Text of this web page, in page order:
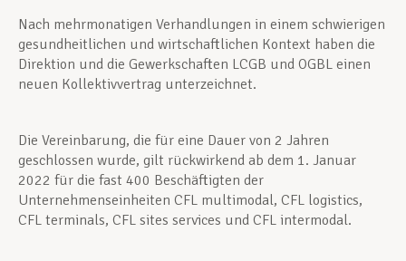
Nach mehrmonatigen Verhandlungen in einem schwierigen
gesundheitlichen und wirtschaftlichen Kontext haben die
Direktion und die Gewerkschaften LCGB und OGBL einen
neuen Kollektivvertrag unterzeichnet.
Die Vereinbarung, die für eine Dauer von 2 Jahren
geschlossen wurde, gilt rückwirkend ab dem 1. Januar
2022 für die fast 400 Beschäftigten der
Unternehmenseinheiten CFL multimodal, CFL logistics,
CFL terminals, CFL sites services und CFL intermodal.